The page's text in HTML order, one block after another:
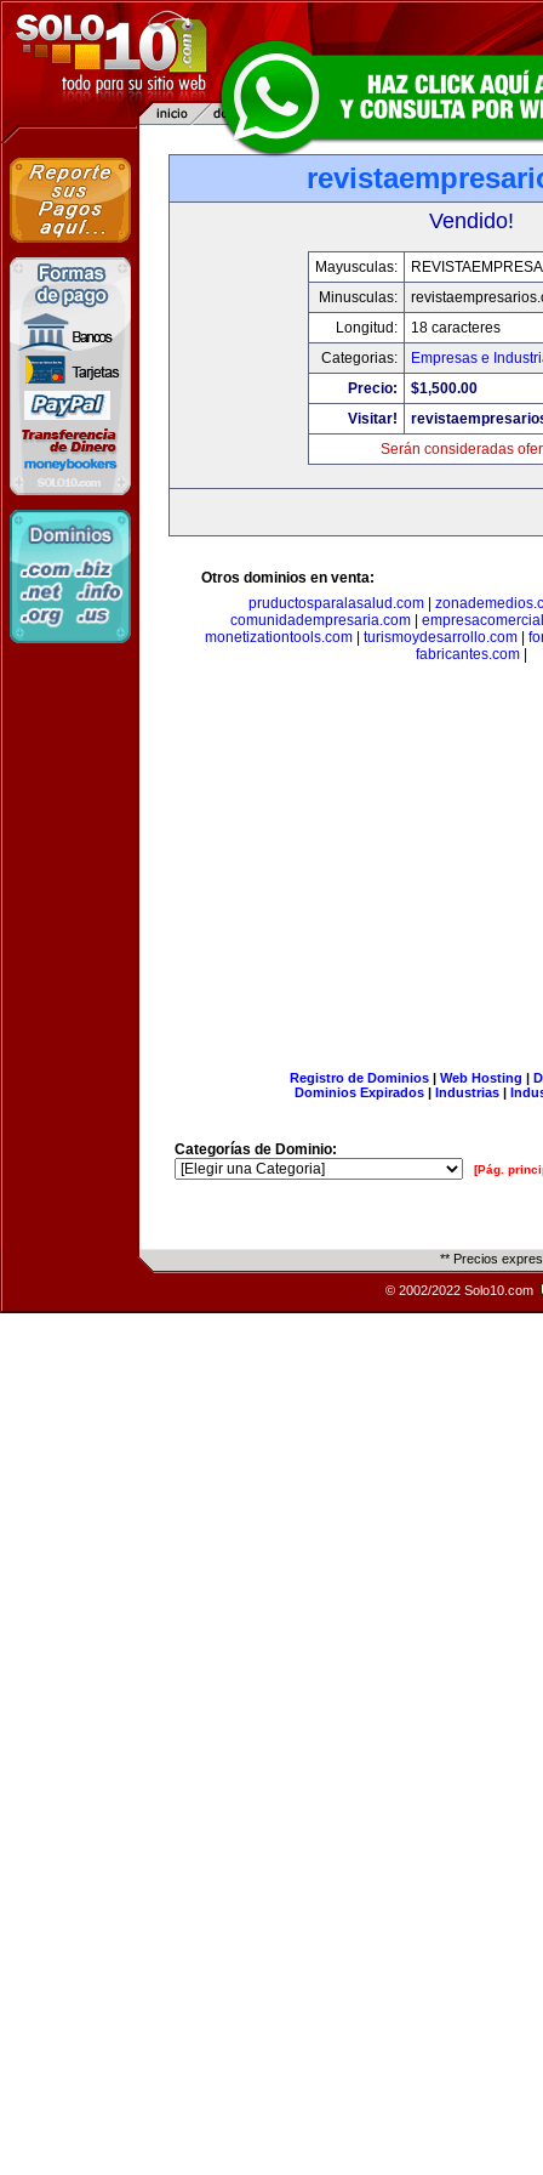
Vendido!
Mayusculas:
Minusculas:
Longitud:
18 caracteres
Categorias:
Empresas e
Precio:
$1,500.00
Visitar!
Serán consideradas
Otros dominios en venta:
pruductosparalasalud.com|
comunidadempresaria.com
monetizationtools.com| turismoydesarrollo.com|
fabricantes.com
Registro de Dominios| Web Hosting |
Dominios Expirados | Industrias |
Categorías de Dominio:
[Pág.
** Precios
© 2002/2022 Solo10.com